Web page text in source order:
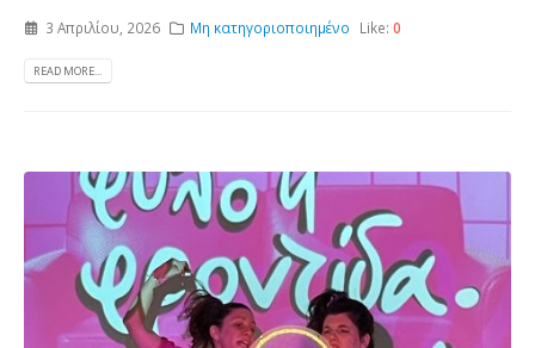
3 Απριλίου, 2026 Μη κατηγοριοποιημένο Like:0
READ MORE...